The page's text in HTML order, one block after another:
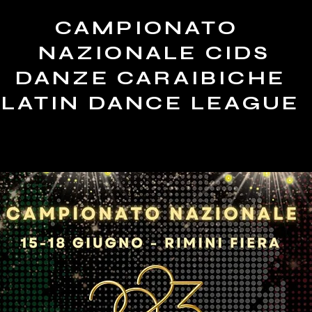
CAMPIONATO
NAZIONALE CIDS
DANZE CARAIBICHE
DANCE